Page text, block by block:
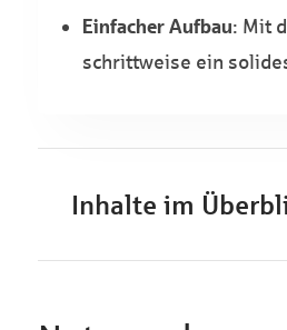
Einfacher Aufbau: Mit
schrittweise ein
Inhalte im